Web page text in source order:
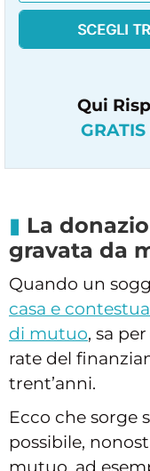
Qui
La
gravata da
Quando un
casa e
di mutuo, sa
rate del
trent’anni.
Ecco che sorge
possibile,
mutuo, ad